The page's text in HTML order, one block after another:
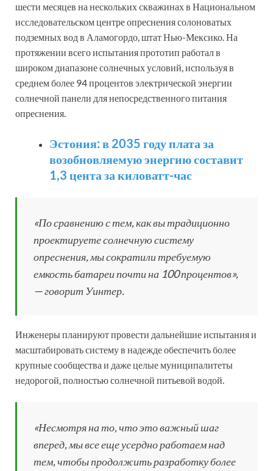
шести месяцев на нескольких скважинах в Национальном
исследовательском центре опреснения солоноватых
подземных вод в Аламогордо, штат Нью-Мексико. На
протяжении всего испытания прототип работал в
широком диапазоне солнечных условий, используя в
среднем более 94 процентов электрической энергии
солнечной панели для непосредственного питания
опреснения.
Эстония: в 2035 году плата за
возобновляемую энергию составит
1,3 цента за киловатт-час
«По сравнению с тем, как вы традиционно
проектируете солнечную систему
опреснения, мы сократили требуемую
емкость батареи почти на 100 процентов»,
— говорит Уинтер.
Инженеры планируют провести дальнейшие испытания и
масштабировать систему в надежде обеспечить более
крупные сообщества и даже целые муниципалитеты
недорогой, полностью солнечной питьевой водой.
«Несмотря на то, что это важный шаг
вперед, мы все еще усердно работаем над
тем, чтобы продолжить разработку более